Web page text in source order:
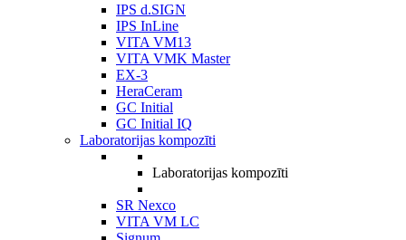
IPS d.SIGN
IPS InLine
VITA VM13
VITA VMK Master
EX-3
HeraCeram
GC Initial
GC Initial IQ
Laboratorijas kompozīti
Laboratorijas kompozīti
SR Nexco
VITA VM LC